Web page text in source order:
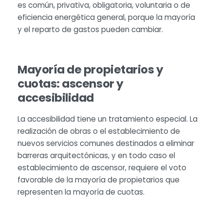
es común, privativa, obligatoria, voluntaria o de
eficiencia energética general, porque la mayoría
y el reparto de gastos pueden cambiar.
Mayoría de propietarios y
cuotas: ascensor y
accesibilidad
La accesibilidad tiene un tratamiento especial. La
realización de obras o el establecimiento de
nuevos servicios comunes destinados a eliminar
barreras arquitectónicas, y en todo caso el
establecimiento de ascensor, requiere el voto
favorable de la mayoría de propietarios que
representen la mayoría de cuotas.